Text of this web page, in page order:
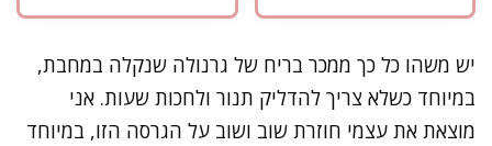
יש משהו כל כך ממכר בריח של גרנולה שנקלה במחבת,
במיוחד כשלא צריך להדליק תנור ולחכות שעות. אני
מוצאת את עצמי חוזרת שוב ושוב על הגרסה הזו, במיוחד